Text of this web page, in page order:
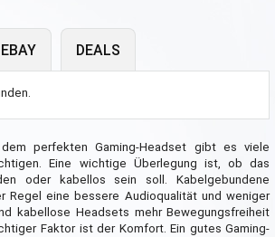
EBAY DEALS
perfekten Gaming-Headset gibt es viele
Eine wichtige Überlegung ist, ob das
oder kabellos sein soll. Kabelgebundene
Regel eine bessere Audioqualität und weniger
kabellose Headsets mehr Bewegungsfreiheit
Faktor ist der Komfort. Ein gutes Gaming-